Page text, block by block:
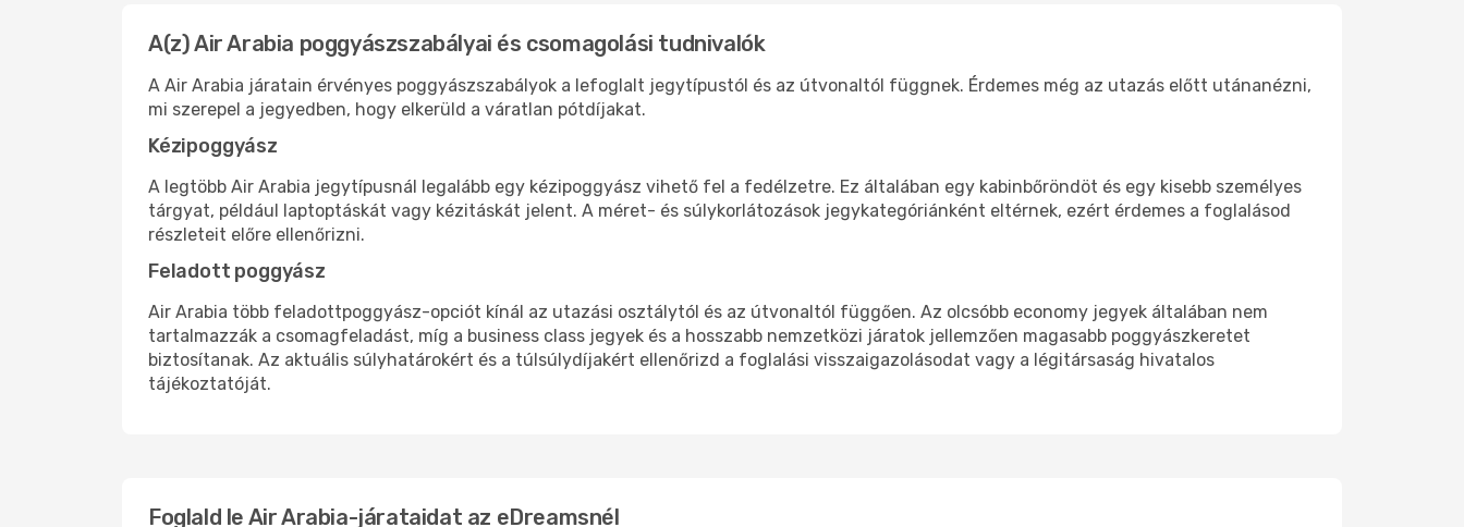
A(z) Air Arabia poggyászszabályai és csomagolási tudnivalók
A Air Arabia járatain érvényes poggyászszabályok a lefoglalt jegytípustól és az útvonaltól függnek. Érdemes még az utazás előtt utánanézni,
mi szerepel a jegyedben, hogy elkerüld a váratlan pótdíjakat.
Kézipoggyász
A legtöbb Air Arabia jegytípusnál legalább egy kézipoggyász vihető fel a fedélzetre. Ez általában egy kabinbőröndöt és egy kisebb személyes
tárgyat, például laptoptáskát vagy kézitáskát jelent. A méret- és súlykorlátozások jegykategóriánként eltérnek, ezért érdemes a foglalásod
részleteit előre ellenőrizni.
Feladott poggyász
Air Arabia több feladottpoggyász-opciót kínál az utazási osztálytól és az útvonaltól függően. Az olcsóbb economy jegyek általában nem
tartalmazzák a csomagfeladást, míg a business class jegyek és a hosszabb nemzetközi járatok jellemzően magasabb poggyászkeretet
biztosítanak. Az aktuális súlyhatárokért és a túlsúlydíjakért ellenőrizd a foglalási visszaigazolásodat vagy a légitársaság hivatalos
tájékoztatóját.
Foglald le Air Arabia-járataidat az eDreamsnél